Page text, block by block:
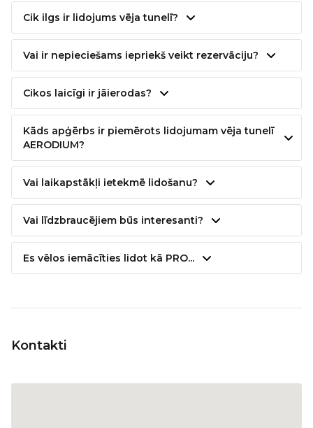
Cik ilgs ir lidojums vēja tunelī?
Vai ir nepieciešams iepriekš veikt rezervāciju?
Cikos laicīgi ir jāierodas?
Kāds apģērbs ir piemērots lidojumam vēja tunelī
AERODIUM?
Vai laikapstākļi ietekmē lidošanu?
Vai līdzbraucējiem būs interesanti?
Es vēlos iemācīties lidot kā PRO...
Kontakti